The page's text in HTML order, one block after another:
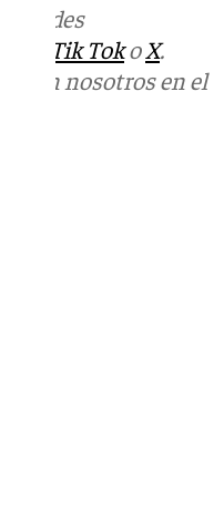
redes
Tik TokoX.
con nosotros en el